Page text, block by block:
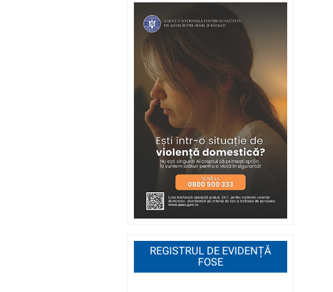
REGISTRUL DE EVIDENȚĂ
FOSE